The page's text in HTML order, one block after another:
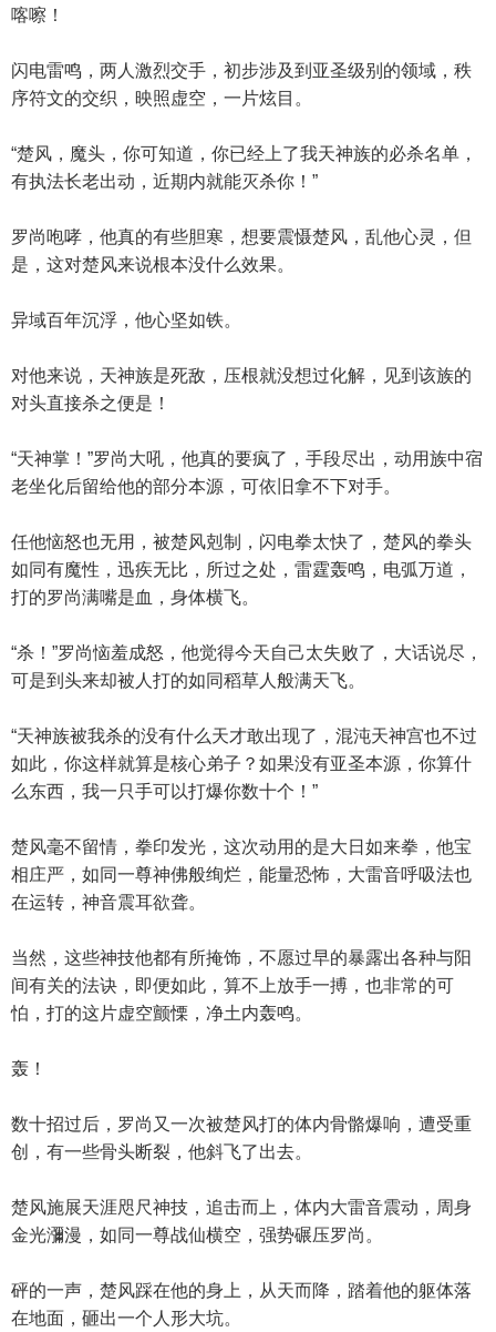
喀嚓！
闪电雷鸣，两人激烈交手，初步涉及到亚圣级别的领域，秩
序符文的交织，映照虚空，一片炫目。
“楚风，魔头，你可知道，你已经上了我天神族的必杀名单，
有执法长老出动，近期内就能灭杀你！”
罗尚咆哮，他真的有些胆寒，想要震慑楚风，乱他心灵，但
是，这对楚风来说根本没什么效果。
异域百年沉浮，他心坚如铁。
对他来说，天神族是死敌，压根就没想过化解，见到该族的
对头直接杀之便是！
“天神掌！”罗尚大吼，他真的要疯了，手段尽出，动用族中宿
老坐化后留给他的部分本源，可依旧拿不下对手。
任他恼怒也无用，被楚风剋制，闪电拳太快了，楚风的拳头
如同有魔性，迅疾无比，所过之处，雷霆轰鸣，电弧万道，
打的罗尚满嘴是血，身体横飞。
“杀！”罗尚恼羞成怒，他觉得今天自己太失败了，大话说尽，
可是到头来却被人打的如同稻草人般满天飞。
“天神族被我杀的没有什么天才敢出现了，混沌天神宫也不过
如此，你这样就算是核心弟子？如果没有亚圣本源，你算什
么东西，我一只手可以打爆你数十个！”
楚风毫不留情，拳印发光，这次动用的是大日如来拳，他宝
相庄严，如同一尊神佛般绚烂，能量恐怖，大雷音呼吸法也
在运转，神音震耳欲聋。
当然，这些神技他都有所掩饰，不愿过早的暴露出各种与阳
间有关的法诀，即便如此，算不上放手一搏，也非常的可
怕，打的这片虚空颤慄，净土内轰鸣。
轰！
数十招过后，罗尚又一次被楚风打的体内骨骼爆响，遭受重
创，有一些骨头断裂，他斜飞了出去。
楚风施展天涯咫尺神技，追击而上，体内大雷音震动，周身
金光瀰漫，如同一尊战仙横空，强势碾压罗尚。
砰的一声，楚风踩在他的身上，从天而降，踏着他的躯体落
在地面，砸出一个人形大坑。